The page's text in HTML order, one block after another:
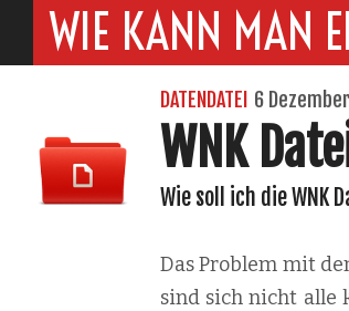
WIE KANN MAN
DATENDATEI 6
WNK
Wie soll ich die WNK
Das Problem mit
sind sich nicht alle